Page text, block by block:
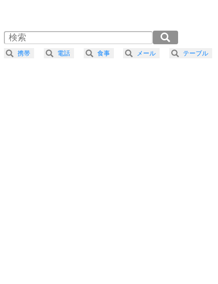
4 器の大きい人は、怒りを優しさで表現する。
プラス思考
2.0倍速 （199KB 50秒）
2.5倍速 （159KB 40秒）
3.0倍速 （133KB 33秒）
携帯 電話 食事 メール テーブル